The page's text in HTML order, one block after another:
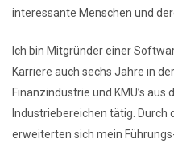
interessante Menschen und
Ich bin Mitgründer einer
Karriere auch sechs Jahre in
Finanzindustrie und KMU’s aus
Industriebereichen tätig.
erweiterten sich mein